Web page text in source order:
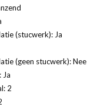
(stucwerk): Ja
(geen stucwerk): Nee
Ja
2